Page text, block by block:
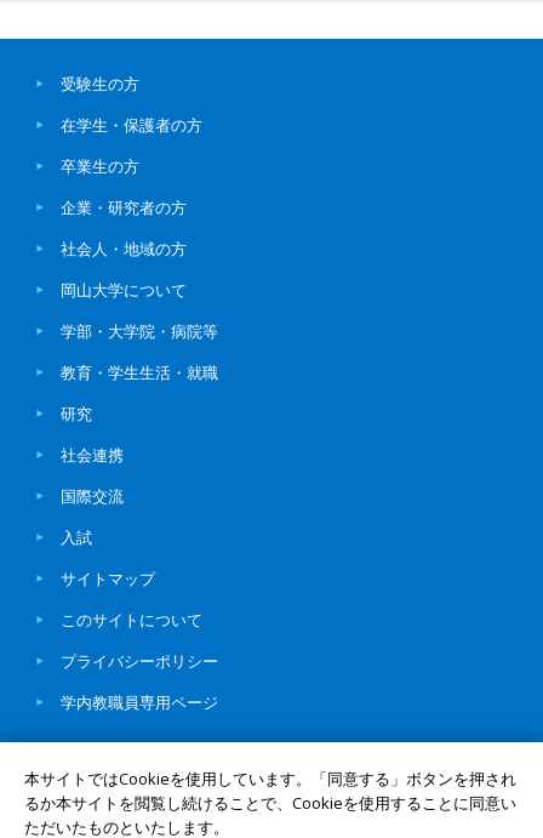
受験生の方
在学生・保護者の方
卒業生の方
企業・研究者の方
社会人・地域の方
岡山大学について
学部・大学院・病院等
教育・学生生活・就職
研究
社会連携
国際交流
入試
サイトマップ
このサイトについて
プライバシーポリシー
学内教職員専用ページ
© Okayama University
本サイトではCookieを使用しています。「同意する」ボタンを押され
るか本サイトを閲覧し続けることで、Cookieを使用することに同意い
ただいたものといたします。